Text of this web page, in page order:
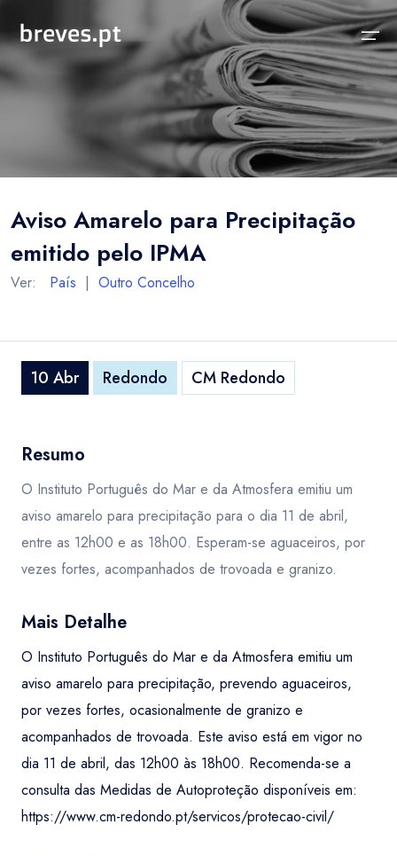
Notícias
Concelhos Vizinhos
Distrito
Temas
Sobre
Funcionalidades
As nossas Fontes
Contactos
Aviso Amarelo para Precipitação
emitido pelo IPMA
Ver: País | Outro Concelho
10 Abr Redondo CM Redondo
Resumo
O Instituto Português do Mar e da Atmosfera emitiu um
aviso amarelo para precipitação para o dia 11 de abril,
entre as 12h00 e as 18h00. Esperam-se aguaceiros, por
vezes fortes, acompanhados de trovoada e granizo.
Mais Detalhe
O Instituto Português do Mar e da Atmosfera emitiu um
aviso amarelo para precipitação, prevendo aguaceiros,
por vezes fortes, ocasionalmente de granizo e
acompanhados de trovoada. Este aviso está em vigor no
dia 11 de abril, das 12h00 às 18h00. Recomenda-se a
consulta das Medidas de Autoproteção disponíveis em:
https://www.cm-redondo.pt/servicos/protecao-civil/